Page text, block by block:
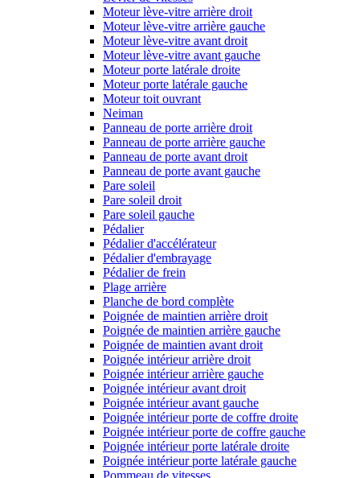
Moteur lève-vitre arrière droit
Moteur lève-vitre arrière gauche
Moteur lève-vitre avant droit
Moteur lève-vitre avant gauche
Moteur porte latérale droite
Moteur porte latérale gauche
Moteur toit ouvrant
Neiman
Panneau de porte arrière droit
Panneau de porte arrière gauche
Panneau de porte avant droit
Panneau de porte avant gauche
Pare soleil
Pare soleil droit
Pare soleil gauche
Pédalier
Pédalier d'accélérateur
Pédalier d'embrayage
Pédalier de frein
Plage arrière
Planche de bord complète
Poignée de maintien arrière droit
Poignée de maintien arrière gauche
Poignée de maintien avant droit
Poignée intérieur arrière droit
Poignée intérieur arrière gauche
Poignée intérieur avant droit
Poignée intérieur avant gauche
Poignée intérieur porte de coffre droite
Poignée intérieur porte de coffre gauche
Poignée intérieur porte latérale droite
Poignée intérieur porte latérale gauche
Pommeau de vitesses